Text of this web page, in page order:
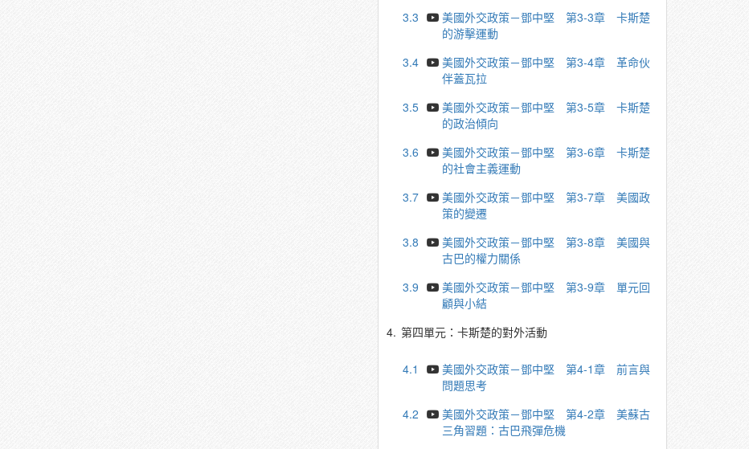
3.3
美國外交政策－鄧中堅 第3-3章 卡斯楚
的游擊運動
3.4
美國外交政策－鄧中堅 第3-4章 革命伙
伴蓋瓦拉
3.5
美國外交政策－鄧中堅 第3-5章 卡斯楚
的政治傾向
3.6
美國外交政策－鄧中堅 第3-6章 卡斯楚
的社會主義運動
3.7
美國外交政策－鄧中堅 第3-7章 美國政
策的變遷
3.8
美國外交政策－鄧中堅 第3-8章 美國與
古巴的權力關係
3.9
美國外交政策－鄧中堅 第3-9章 單元回
顧與小結
4. 第四單元：卡斯楚的對外活動
4.1
美國外交政策－鄧中堅 第4-1章 前言與
問題思考
4.2
美國外交政策－鄧中堅 第4-2章 美蘇古
三角習題：古巴飛彈危機